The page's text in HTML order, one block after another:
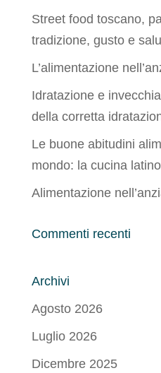
Street food toscano,
tradizione, gusto e
L’alimentazione
Idratazione e
della corretta
Le buone abitudini
mondo: la cucina
Alimentazione
Commenti recenti
Archivi
Agosto 2026
Luglio 2026
Dicembre 2025